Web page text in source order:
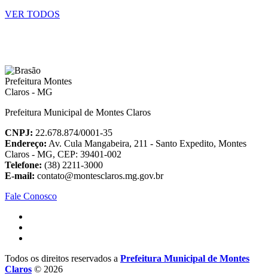
VER TODOS
Prefeitura Municipal de Montes Claros
CNPJ: 22.678.874/0001-35
Endereço: Av. Cula Mangabeira, 211 - Santo Expedito, Montes
Claros - MG, CEP: 39401-002
Telefone: (38) 2211-3000
E-mail: contato@montesclaros.mg.gov.br
Fale Conosco
Todos os direitos reservados a Prefeitura Municipal de Montes
Claros © 2026